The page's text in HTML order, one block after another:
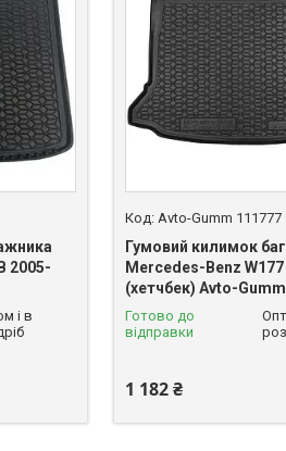
2005-
і в
Avto-Gumm 111777
Гумовий килимок
Mercedes-Benz W177
(хетчбек) Avto-Gumm
Готово до
відправки
1 182 ₴